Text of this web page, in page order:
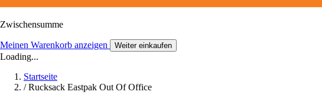
Zwischensumme
Meinen Warenkorb anzeigen Weiter einkaufen
Loading...
Startseite
/ Rucksack Eastpak Out Of Office